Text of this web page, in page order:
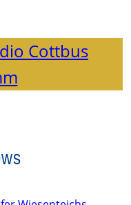
Cottbus